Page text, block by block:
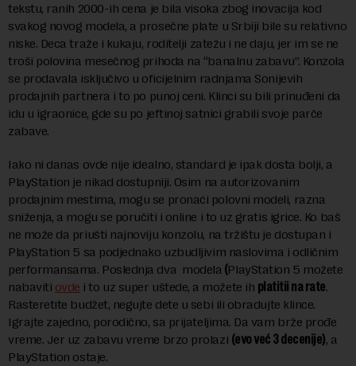
tekstu, ranih 2000-ih cena je bila visoka zbog inovacija kod
svakog novog modela, a prosečne plate u Srbiji bile su relativno
niske. Deca traže i kukaju, roditelji zatežu i ne daju, jer im se ne
troši polovina mesečnog prihoda na “banalnu zabavu”. Konzola
se prodavala isključivo u oficijelnim radnjama Sonijevih
prodajnih partnera i to po punoj ceni. Klinci su bili prinuđeni da
idu u igraonice, gde su po jeftinoj satnici grabili svoje parče
zabave.
Iako ni danas ovde nije idealno, standard je ipak dosta bolji, a
PlayStation je nikad dostupniji. Osim na autorizovanim
prodajnim mestima, mogu se pronaći polovni modeli, razna
sniženja, a mogu se poručiti i online i to uz gratis igrice. Ko baš
ne može da priušti najnoviju konzolu, na tržištu je dostupan i
PlayStation 5 sa podjednako uzbudljivim naslovima i odličnim
performansama. Poslednja dva modela (PlayStation 5 možete
nabaviti ovde i to uz super uštede, a možete ih platitii na rate.
Rasteretite budžet, negujte dete u sebi ili obradujte klince.
Igrajte zajedno, porodično, sa prijateljima. Da vam brže prođe
vreme. Jer uz zabavu vreme brzo prolazi (evo već 3 decenije), a
PlayStation ostaje.